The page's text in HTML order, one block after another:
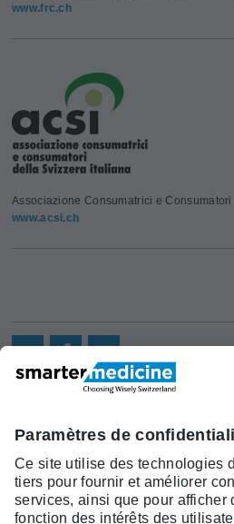
www.frc.ch
Associazione Consumatrici e
www.acsi.ch
smarter
medicine?
Liste Top 5
Recherche
Contact
c/o
3001
Tél.